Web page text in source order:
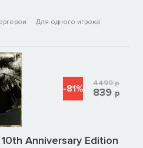
Для одного игрока
Anniversary Edition
-81% 4499р
839 р